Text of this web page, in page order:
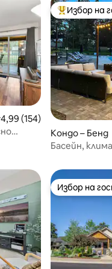
оценка: 4,99 от 5,
4,99 (154)
Най-Избор на
Кондо – Бенд
Басейн,
Избор на
Избор на